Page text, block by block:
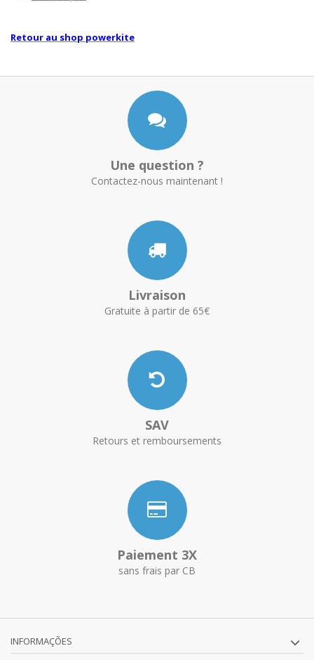
Retour au shop powerkite
Une question ?
Contactez-nous maintenant !
Livraison
Gratuite à partir de 65€
SAV
Retours et remboursements
Paiement 3X
sans frais par CB
INFORMAÇÕES